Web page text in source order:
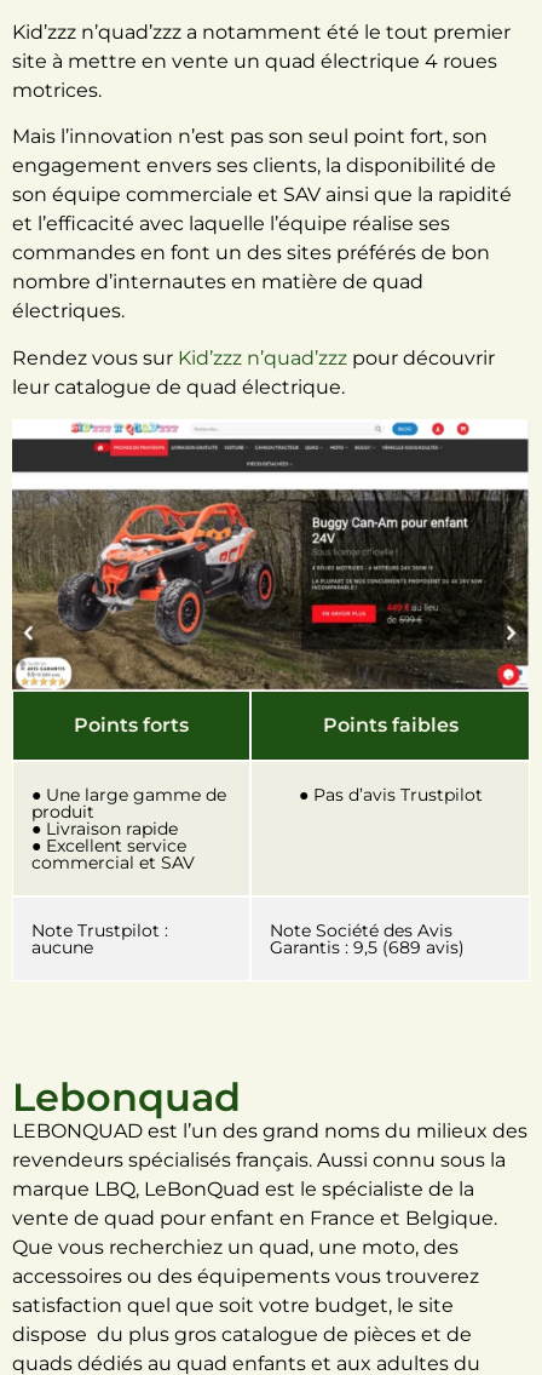
Kid’zzz n’quad’zzz a notamment été le tout premier
site à mettre en vente un quad électrique 4 roues
motrices.
Mais l’innovation n’est pas son seul point fort, son
engagement envers ses clients, la disponibilité de
son équipe commerciale et SAV ainsi que la rapidité
et l’efficacité avec laquelle l’équipe réalise ses
commandes en font un des sites préférés de bon
nombre d’internautes en matière de quad
électriques.
Rendez vous sur Kid’zzz n’quad’zzz pour découvrir
leur catalogue de quad électrique.
Points forts Points faibles
● Une large gamme de
produit
● Livraison rapide
● Excellent service
commercial et SAV
● Pas d’avis Trustpilot
Note Trustpilot :
aucune
Note Société des Avis
Garantis : 9,5 (689 avis)
Lebonquad
LEBONQUAD est l’un des grand noms du milieux des
revendeurs spécialisés français. Aussi connu sous la
marque LBQ, LeBonQuad est le spécialiste de la
vente de quad pour enfant en France et Belgique.
Que vous recherchiez un quad, une moto, des
accessoires ou des équipements vous trouverez
satisfaction quel que soit votre budget, le site
dispose du plus gros catalogue de pièces et de
quads dédiés au quad enfants et aux adultes du